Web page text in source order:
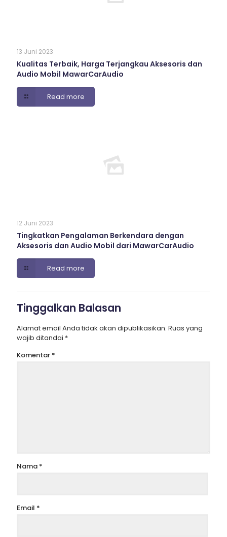
13 Juni 2023
Kualitas Terbaik, Harga Terjangkau Aksesoris dan
Audio Mobil MawarCarAudio
Read more
12 Juni 2023
Tingkatkan Pengalaman Berkendara dengan
Aksesoris dan Audio Mobil dari MawarCarAudio
Read more
Tinggalkan Balasan
Alamat email Anda tidak akan dipublikasikan. Ruas yang
wajib ditandai *
Komentar *
Nama *
Email *